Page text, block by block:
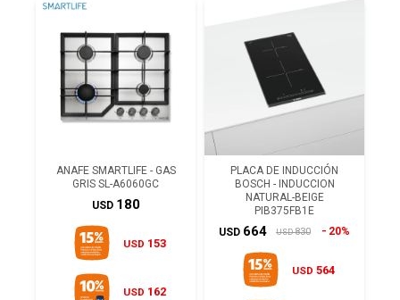
ANAFE SMARTLIFE - GAS
GRIS SL-A6060GC
USD 180
USD 153
USD 162
PLACA DE INDUCCIÓN
BOSCH - INDUCCION
NATURAL-BEIGE
PIB375FB1E
USD 664 USD 830 20%
USD 564